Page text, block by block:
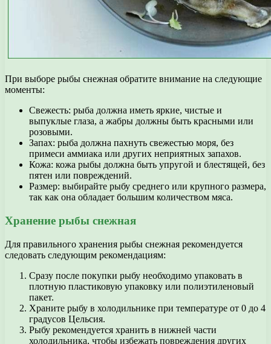
При выборе рыбы снежная обратите внимание на следующие
моменты:
Свежесть: рыба должна иметь яркие, чистые и
выпуклые глаза, а жабры должны быть красными или
розовыми.
Запах: рыба должна пахнуть свежестью моря, без
примеси аммиака или других неприятных запахов.
Кожа: кожа рыбы должна быть упругой и блестящей, без
пятен или повреждений.
Размер: выбирайте рыбу среднего или крупного размера,
так как она обладает большим количеством мяса.
Хранение рыбы снежная
Для правильного хранения рыбы снежная рекомендуется
следовать следующим рекомендациям:
Сразу после покупки рыбу необходимо упаковать в
плотную пластиковую упаковку или полиэтиленовый
пакет.
Храните рыбу в холодильнике при температуре от 0 до 4
градусов Цельсия.
Рыбу рекомендуется хранить в нижней части
холодильника, чтобы избежать повреждения других